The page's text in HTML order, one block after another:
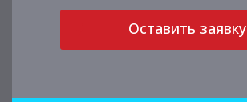
Оставить заявку